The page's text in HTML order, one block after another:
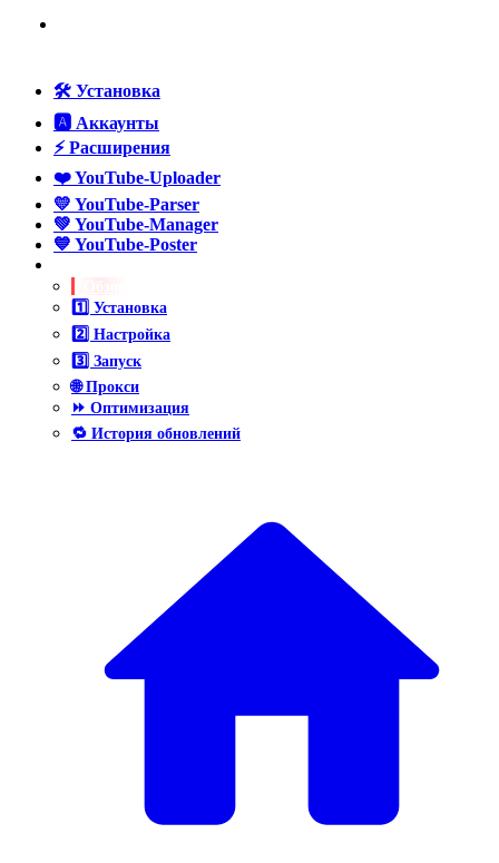
🛠️ Установка
🅰️ Аккаунты
⚡ Расширения
❤️ YouTube-Uploader
💛 YouTube-Parser
💚 YouTube-Manager
💙 YouTube-Poster
1️⃣ Установка
2️⃣ Настройка
3️⃣ Запуск
🌐 Прокси
⏩ Оптимизация
🔁 История обновлений